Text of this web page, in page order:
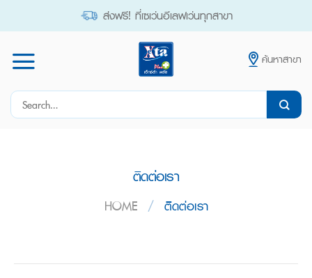
ส่งฟรี! ที่เซเว่นอีเลฟเว่นทุกสาขา
ค้นหาสาขา
Search
ติดต่อเรา
HOME / ติดต่อเรา